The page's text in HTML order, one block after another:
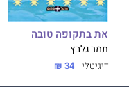
את בתקופה טובה
תמר גלבץ
דיגיטלי 34 ₪